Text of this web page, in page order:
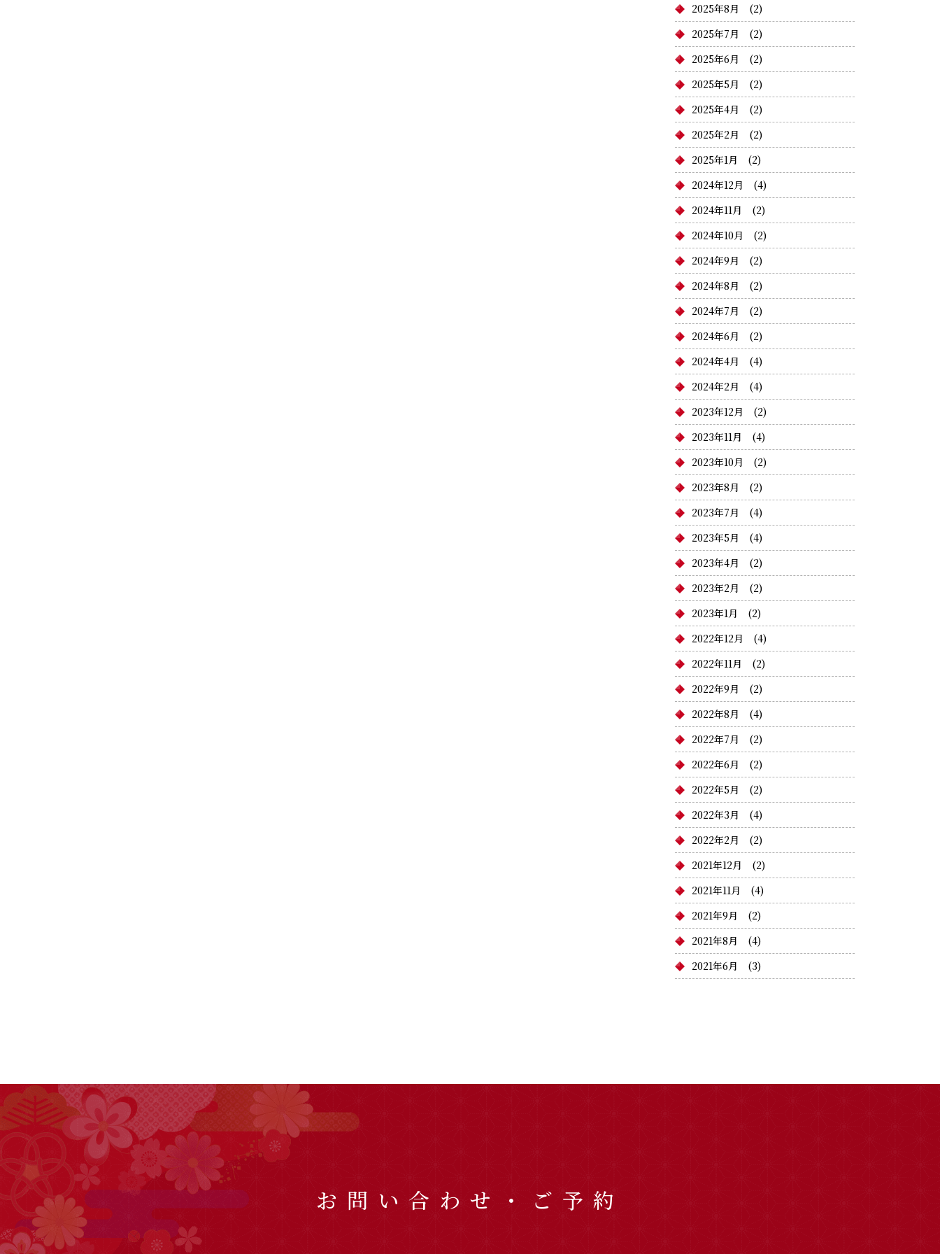
2025年8月
(2)
2025年7月
(2)
2025年6月
(2)
2025年5月
(2)
2025年4月
(2)
2025年2月
(2)
2025年1月
(2)
2024年12月
(4)
2024年11月
(2)
2024年10月
(2)
2024年9月
(2)
2024年8月
(2)
2024年7月
(2)
2024年6月
(2)
2024年4月
(4)
2024年2月
(4)
2023年12月
(2)
2023年11月
(4)
2023年10月
(2)
2023年8月
(2)
2023年7月
(4)
2023年5月
(4)
2023年4月
(2)
2023年2月
(2)
2023年1月
(2)
2022年12月
(4)
2022年11月
(2)
2022年9月
(2)
2022年8月
(4)
2022年7月
(2)
2022年6月
(2)
2022年5月
(2)
2022年3月
(4)
2022年2月
(2)
2021年12月
(2)
2021年11月
(4)
2021年9月
(2)
2021年8月
(4)
2021年6月
(3)
お問い合わせ・ご予約